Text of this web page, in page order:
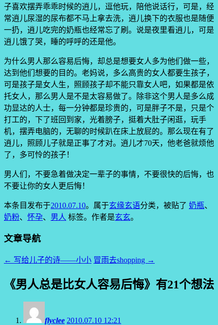
子喜欢摆弄乖乖时候的逍儿，逗他玩，陪他说话行，可是，经
常逍儿尿湿的尿布都不马上拿去洗，逍儿换下的衣服也是随便
一扔，逍儿吃完的奶瓶也经常忘了刷。说是夜里看逍儿，可是
逍儿饿了哭，睡的呼呼的还是他。
为什么男人那么容易后悔，却总是想要女人多为他们做一些，
达到他们想要的目的。老妈说，多么高贵的女人都要生孩子，
可是孩子是女人生，照顾孩子却不能只靠女人吧，如果都是依
托女人，那么男人是不是太容易做了。除非这个男人是多么成
功显达的人士，每一分钟都是珍贵的，可是胖子不是，只是个
打工的，下了班回到家，光着膀子，挺着大肚子闲逛，玩手
机，摆弄电脑的，无聊的时候趴在床上放屁的。那么现在有了
逍儿，照顾儿子就是正事了才对。逍儿才70天，他老爸就烦他
了，多可怜的孩子！
男人们，不要急着做决定一辈子的事情，不要很快的后悔，也
不要让你的女人更后悔！
本条目发布于2010.07.10。属于玄缘玄语分类，被贴了 奶瓶、
奶粉、 怀孕、 男人 标签。 作者是玄玄。
文章导航
← 写给儿子的诗——小小 冒雨去shopping →
《男人总是比女人容易后悔》有21个想法
flyclee 2010.07.10 12:21